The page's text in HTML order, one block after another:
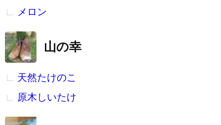
メロン
山の幸
天然たけのこ
原木しいたけ